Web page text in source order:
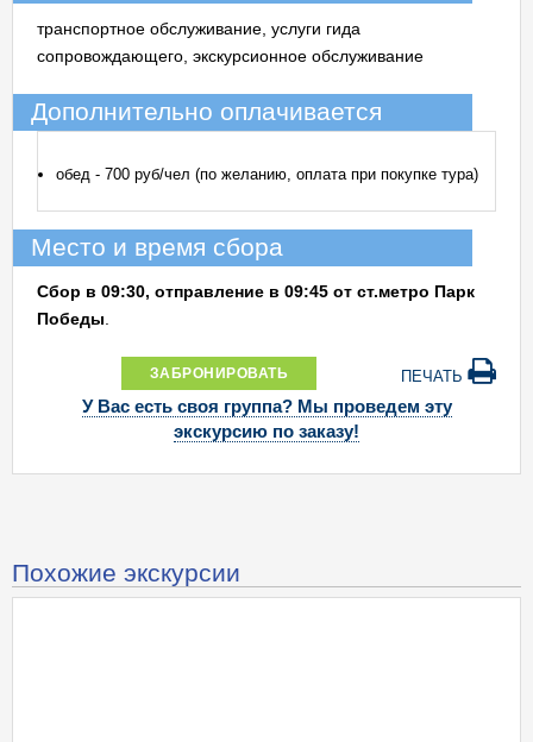
транспортное обслуживание, услуги гида
сопровождающего, экскурсионное обслуживание
Дополнительно оплачивается
обед - 700 руб/чел (по желанию, оплата при покупке тура)
Место и время сбора
Сбор в 09:30, отправление в 09:45 от ст.метро Парк
Победы
ЗАБРОНИРОВАТЬ ПЕЧАТЬ
У Вас есть своя группа? Мы проведем эту
экскурсию по заказу!
Похожие экскурсии